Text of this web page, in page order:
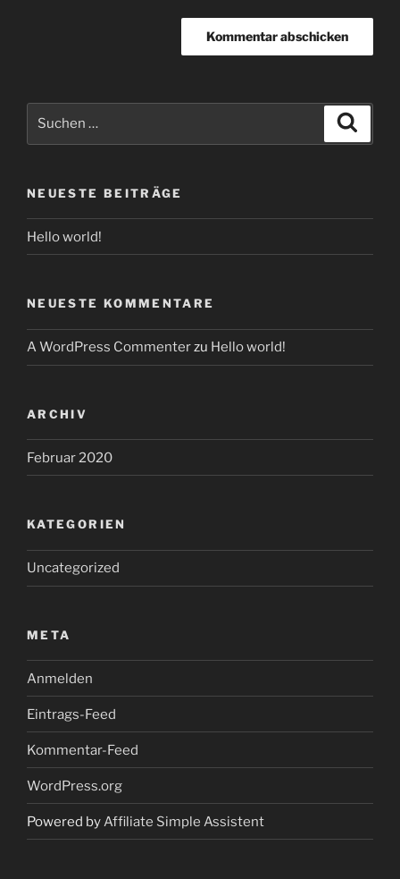
NEUESTE BEITRÄGE
Hello world!
NEUESTE KOMMENTARE
A WordPress Commenterzu Hello world!
ARCHIV
Februar 2020
KATEGORIEN
Uncategorized
META
Anmelden
Eintrags-Feed
Kommentar-Feed
WordPress.org
Powered byAffiliate Simple Assistent